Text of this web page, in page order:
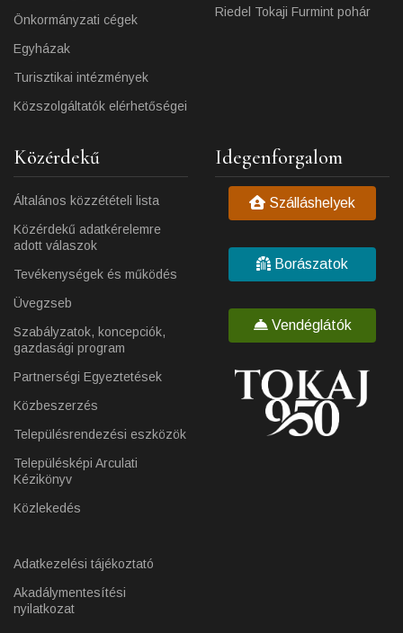
Önkormányzati cégek
Egyházak
Turisztikai intézmények
Közszolgáltatók elérhetőségei
Riedel Tokaji Furmint pohár
Közérdekű
Általános közzétételi lista
Közérdekű adatkérelemre
adott válaszok
Tevékenységek és működés
Üvegzseb
Szabályzatok, koncepciók,
gazdasági program
Partnerségi Egyeztetések
Közbeszerzés
Településrendezési eszközök
Településképi Arculati
Kézikönyv
Közlekedés
Adatkezelési tájékoztató
Akadálymentesítési
nyilatkozat
Idegenforgalom
Szálláshelyek
Borászatok
Vendéglátók